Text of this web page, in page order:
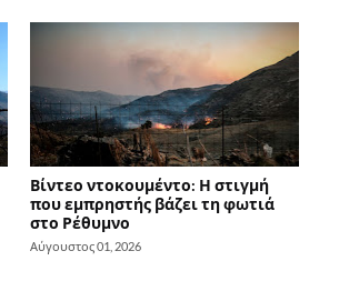
Βίντεο ντοκουμέντο: Η στιγμή
που εμπρηστής βάζει τη φωτιά
στο Ρέθυμνο
Αύγουστος 01, 2026